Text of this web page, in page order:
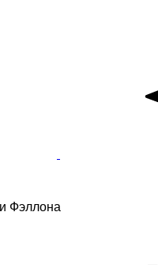
Фэллона